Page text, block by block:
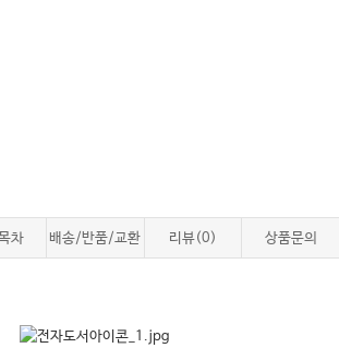
차 배송/반품/교환 리뷰(0) 상품문의